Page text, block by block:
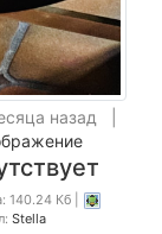
назад |
140.24 Кб |
Stella